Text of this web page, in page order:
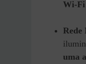
Wi-Fi
Rede
uma